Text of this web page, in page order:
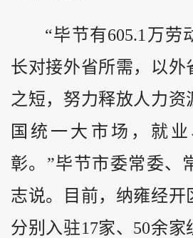
“毕节有605.1万劳
长对接外省所需，以外
之短，努力释放人力资
国统一大市场，就
彰。”毕节市委常委、
志说。目前，纳雍经开
分别入驻17家、50余家